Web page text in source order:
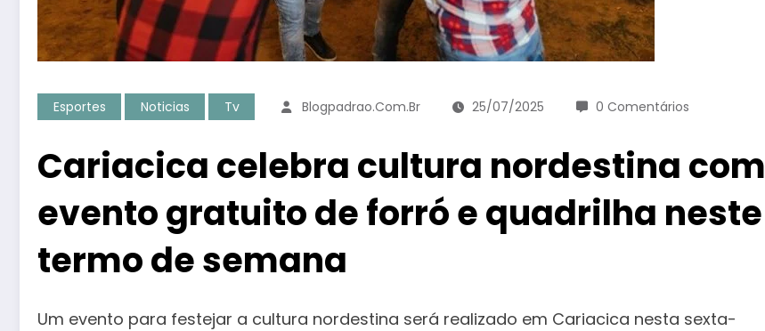
Esportes Noticias Tv Blogpadrao.com.br 25/07/2025 0 Comentários
Cariacica celebra cultura nordestina com
evento gratuito de forró e quadrilha neste
termo de semana
Um evento para festejar a cultura nordestina será realizado em Cariacica nesta sexta-